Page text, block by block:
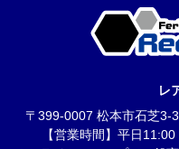
レ
〒399-0007 松本市石芝3-
【営業時間】平日